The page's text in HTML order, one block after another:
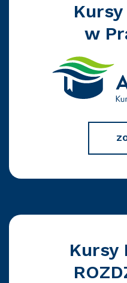
w
Kursy